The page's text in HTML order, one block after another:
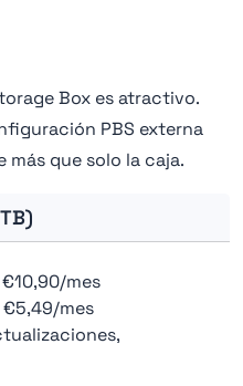
Box es atractivo.
PBS externa
que solo la caja.
mes
€5,49/mes